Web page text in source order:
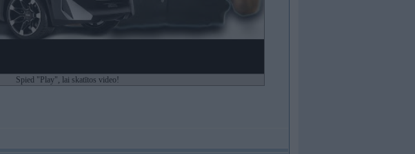
Spied "Play", lai skatītos video!